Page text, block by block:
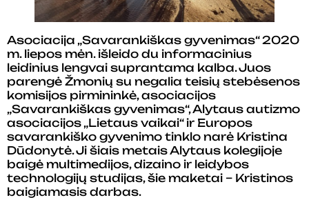
Asociacija „Savarankiškas gyvenimas“ 2020
m. liepos mėn. išleido du informacinius
leidinius lengvai suprantama kalba. Juos
parengė Žmonių su negalia teisių stebėsenos
komisijos pirmininkė, asociacijos
„Savarankiškas gyvenimas“, Alytaus autizmo
asociacijos „Lietaus vaikai“ ir Europos
savarankiško gyvenimo tinklo narė Kristina
Dūdonytė. Ji šiais metais Alytaus kolegijoje
baigė multimedijos, dizaino ir leidybos
technologijų studijas, šie maketai – Kristinos
baigiamasis darbas.